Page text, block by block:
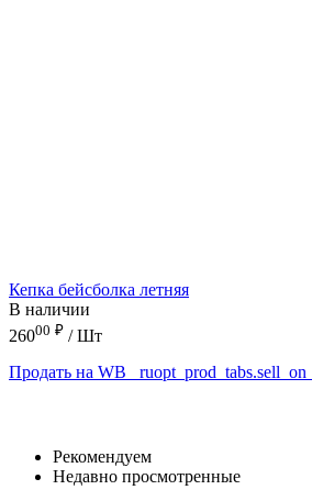
Кепка бейсболка летняя
В наличии
26000 ₽ / Шт
Продать на WB
Рекомендуем
Недавно просмотренные